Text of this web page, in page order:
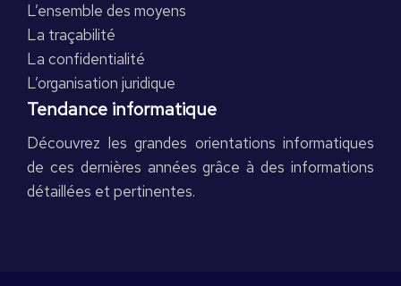
L’ensemble des moyens
La traçabilité
La confidentialité
L’organisation juridique
Tendance informatique
Découvrez les grandes orientations informatiques
de ces dernières années grâce à des informations
détaillées et pertinentes.